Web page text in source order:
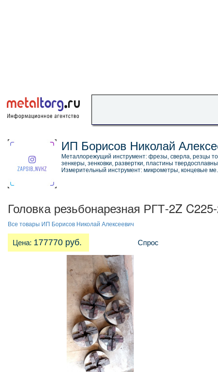
ИП Борисов Николай
Металлорежущий инструмент: фрезы, сверла, резцы
зенкеры, зенковки, развертки, пластины
Измерительный инструмент: микрометры, концевые ме
Головка резьбонарезная РГТ-2Z
Все товары ИП Борисов Николай Алексеевич
Цена: 177770 руб. Спрос